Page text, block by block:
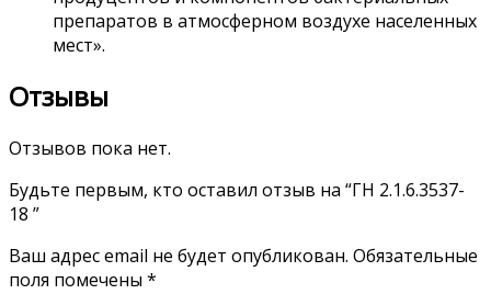
препаратов в атмосферном воздухе населенных
мест».
Отзывы
Отзывов пока нет.
Будьте первым, кто оставил отзыв на “ГН 2.1.6.3537-
18 ”
Ваш адрес email не будет опубликован. Обязательные
поля помечены *